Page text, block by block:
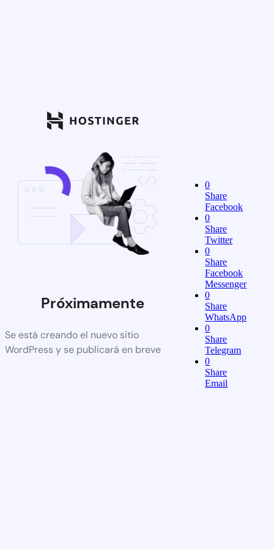
Próximamente
Se está creando el nuevo sitio
WordPress y se publicará en breve
0
Share
Facebook
0
Share
Twitter
0
Share
Facebook
Messenger
0
Share
WhatsApp
0
Share
Telegram
0
Share
Email